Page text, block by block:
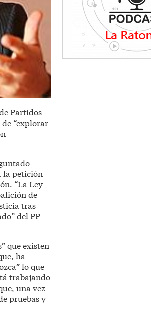
Partidos
“explorar
la petición
“La Ley
de
tras
del PP
que existen
ha
lo que
trabajando
una vez
pruebas y